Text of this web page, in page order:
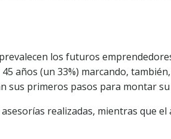
los futuros
años (un 33%) marcando,
sus primeros pasos para montar
realizadas, mientras que